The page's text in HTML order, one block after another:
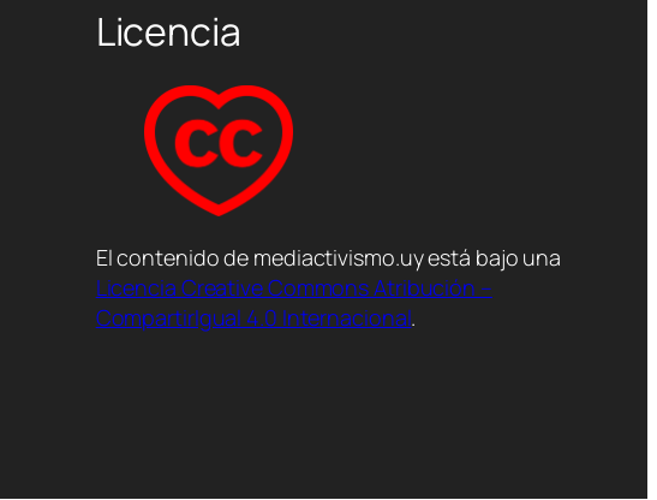
Licencia
El contenido de mediactivismo.uy está bajo una
Licencia Creative Commons Atribución –
CompartirIgual 4.0 Internacional.